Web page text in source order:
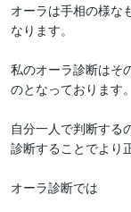
オーラは手相の様な
なります。
私のオーラ診断はそ
のとなっております。
自分一人で判断する
診断することでより
オーラ診断では